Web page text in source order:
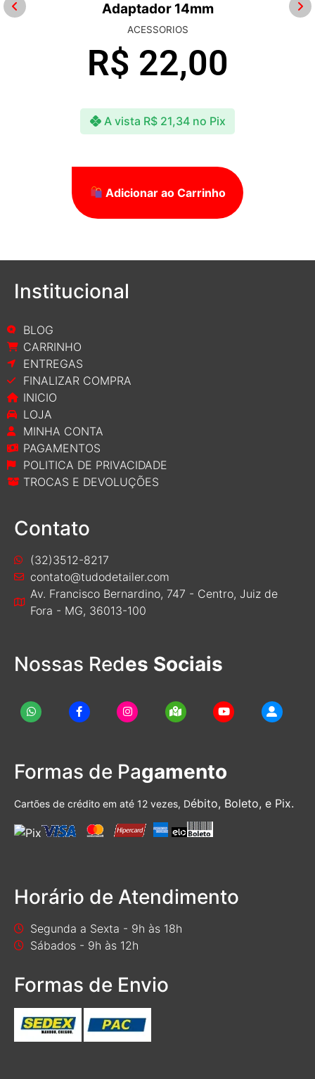
Adaptador 14mm
ACESSORIOS
R$ 22,00
A vista R$21,34 no Pix
Adicionar ao Carrinho
Institucional
BLOG
CARRINHO
ENTREGAS
FINALIZAR COMPRA
INICIO
LOJA
MINHA CONTA
PAGAMENTOS
POLITICA DE PRIVACIDADE
TROCAS E DEVOLUÇÕES
Contato
(32)3512-8217
contato@tudodetailer.com
Av. Francisco Bernardino, 747 - Centro, Juiz de
Fora - MG, 36013-100
Nossas Redes Sociais
Formas de Pagamento
Cartões de crédito em até 12 vezes, Débito, Boleto, e Pix.
Horário de Atendimento
Segunda a Sexta - 9h às 18h
Sábados - 9h às 12h
Formas de Envio